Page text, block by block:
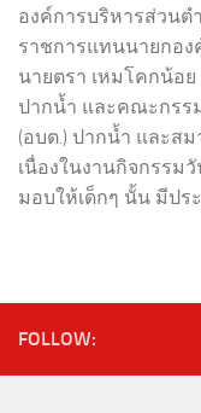
องค์การบริหารส่วนต
ราชการแทนนายกอง
นายตรา เหมโคกน้อ
ปากน้ำ และคณะกรร
(อบต.) ปากน้ำ และส
เนื่องในงานกิจกรรม
มอบให้เด็กๆ นั้น มีปร
FOLLOW: